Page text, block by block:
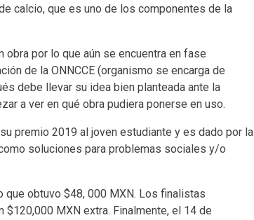
calcio, que es uno de los componentes de la
obra por lo que aún se encuentra en fase
de la ONNCCE (organismo se encarga de
debe llevar su idea bien planteada ante la
a ver en qué obra pudiera ponerse en uso.
premio 2019 al joven estudiante y es dado por la
soluciones para problemas sociales y/o
que obtuvo $48, 000 MXN. Los finalistas
$120,000 MXN extra. Finalmente, el 14 de